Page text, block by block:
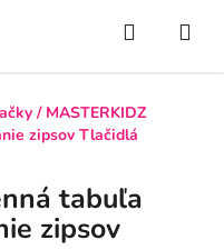
Hľadať
/ MASTERKIDZ
zipsov Tlačidlá
tabuľa
zipsov